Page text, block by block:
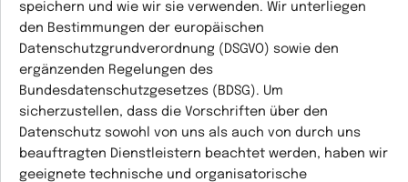
speichern und wie wir sie verwenden. Wir unterliegen
den Bestimmungen der europäischen
Datenschutzgrundverordnung (DSGVO) sowie den
ergänzenden Regelungen des
Bundesdatenschutzgesetzes (BDSG). Um
sicherzustellen, dass die Vorschriften über den
Datenschutz sowohl von uns als auch von durch uns
beauftragten Dienstleistern beachtet werden, haben wir
geeignete technische und organisatorische